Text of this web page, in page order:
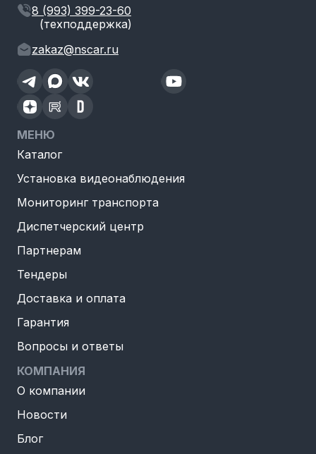
8 (993) 399-23-60
(техподдержка)
zakaz@nscar.ru
МЕНЮ
Каталог
Установка видеонаблюдения
Мониторинг транспорта
Диспетчерский центр
Партнерам
Тендеры
Доставка и оплата
Гарантия
Вопросы и ответы
КОМПАНИЯ
О компании
Новости
Блог